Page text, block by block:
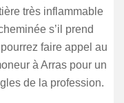
très inflammable
s’il prend
faire appel au
à Arras pour un
de la profession.